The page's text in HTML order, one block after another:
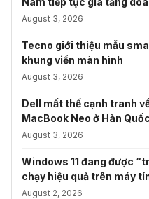
August 3, 2026
Tecno giới thiệu mẫu
khung viền màn hình
August 3, 2026
Dell mất thế cạnh tranh
MacBook Neo ở Hàn Quốc
August 3, 2026
Windows 11 đang được
chạy hiệu quả trên máy
August 2, 2026